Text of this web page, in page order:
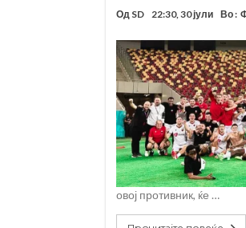
Од SD 22:30, 30 јули Во :
овој противник, ќе …